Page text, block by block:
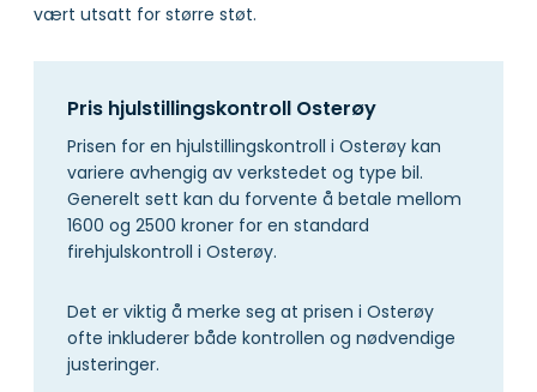
vært utsatt for større støt.
Pris hjulstillingskontroll Osterøy
Prisen for en hjulstillingskontroll i Osterøy kan
variere avhengig av verkstedet og type bil.
Generelt sett kan du forvente å betale mellom
1600 og 2500 kroner for en standard
firehjulskontroll i Osterøy.
Det er viktig å merke seg at prisen i Osterøy
ofte inkluderer både kontrollen og nødvendige
justeringer.